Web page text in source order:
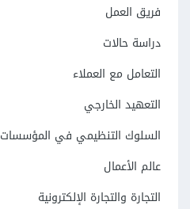
فريق العمل
دراسة حالات
التعامل مع العملاء
التعهيد الخارجي
السلوك التنظيمي في المؤسسات
عالم الأعمال
التجارة والتجارة الإلكترونية